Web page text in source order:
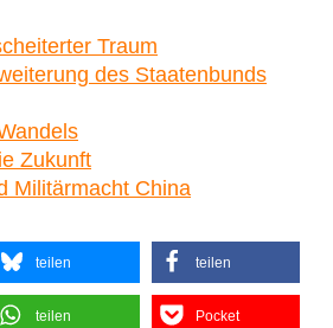
Traum
des Staatenbunds
Zukunft
Militärmacht China
teilen teilen
teilen Pocket